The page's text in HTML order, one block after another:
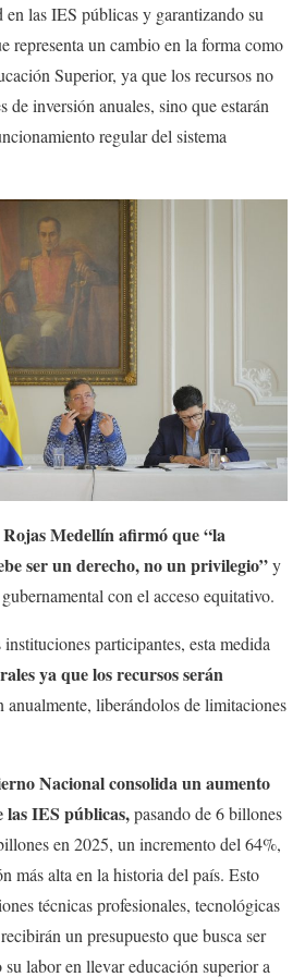
en las IES públicas y garantizando su
representa un cambio en la forma como
Superior, ya que los recursos no
de inversión anuales, sino que estarán
regular del sistema
Medellín afirmó que “la
ser un derecho, no un privilegio”y
con el acceso equitativo.
participantes, esta medida
ya que los recursos serán
anualmente, liberándolos de limitaciones
Nacional consolida un aumento
las IES públicas,pasando de 6 billones
en 2025, un incremento del 64%,
más alta en la historia del país. Esto
técnicas profesionales, tecnológicas
un presupuesto que busca ser
labor en llevar educación superior a